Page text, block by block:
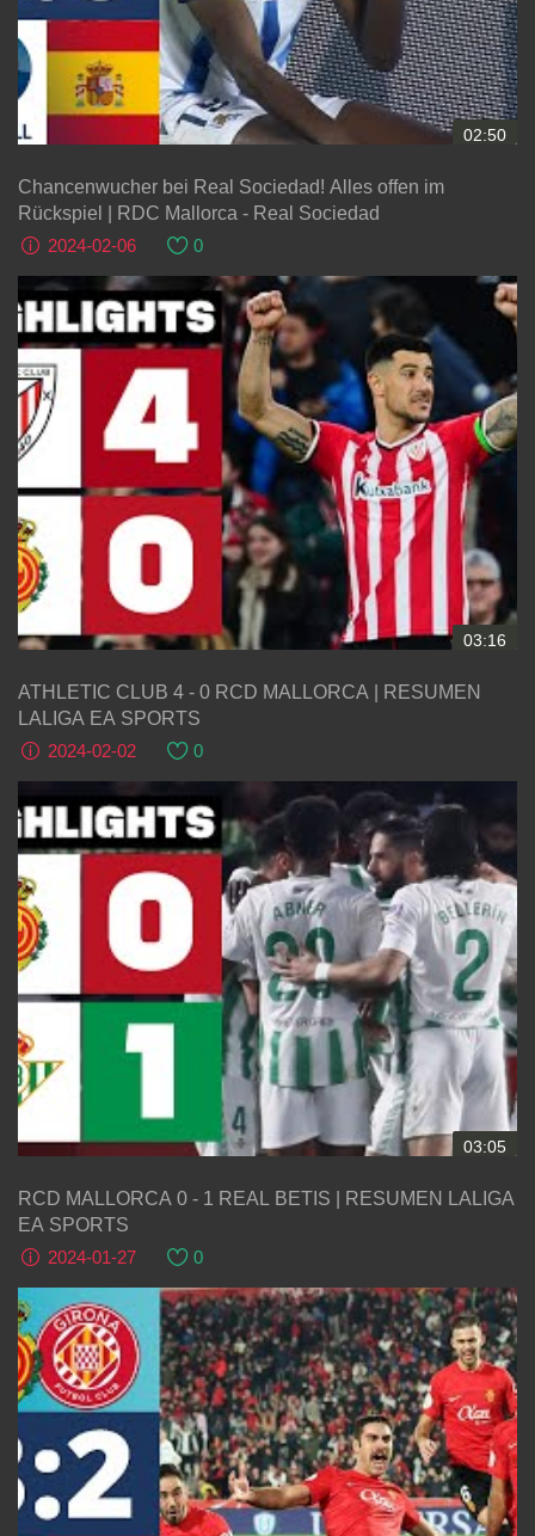
02:50
Chancenwucher bei Real Sociedad! Alles offen im
Rückspiel | RDC Mallorca - Real Sociedad
2024-02-06
0
03:16
ATHLETIC CLUB 4 - 0 RCD MALLORCA | RESUMEN
LALIGA EA SPORTS
2024-02-02
0
03:05
RCD MALLORCA 0 - 1 REAL BETIS | RESUMEN LALIGA
EA SPORTS
2024-01-27
0